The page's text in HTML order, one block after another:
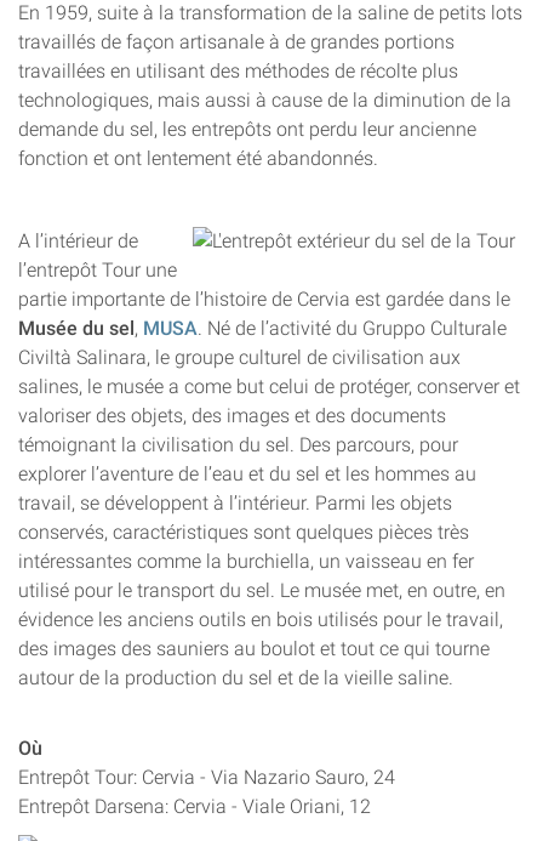
En 1959, suite à la transformation de la saline de petits lots
travaillés de façon artisanale à de grandes portions
travaillées en utilisant des méthodes de récolte plus
technologiques, mais aussi à cause de la diminution de la
demande du sel, les entrepôts ont perdu leur ancienne
fonction et ont lentement été abandonnés.
A l’intérieur de
l’entrepôt Tour une
partie importante de l’histoire de Cervia est gardée dans le
Musée du sel , MUSA. Né de l’activité du Gruppo Culturale
Civiltà Salinara, le groupe culturel de civilisation aux
salines, le musée a come but celui de protéger, conserver et
valoriser des objets, des images et des documents
témoignant la civilisation du sel. Des parcours, pour
explorer l’aventure de l’eau et du sel et les hommes au
travail, se développent à l’intérieur. Parmi les objets
conservés, caractéristiques sont quelques pièces très
intéressantes comme la burchiella, un vaisseau en fer
utilisé pour le transport du sel. Le musée met, en outre, en
évidence les anciens outils en bois utilisés pour le travail,
des images des sauniers au boulot et tout ce qui tourne
autour de la production du sel et de la vieille saline.
Où
Entrepôt Tour: Cervia - Via Nazario Sauro, 24
Entrepôt Darsena: Cervia - Viale Oriani, 12